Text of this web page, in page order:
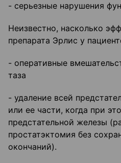
- серьезные нарушения
Неизвестно, насколько
препарата Эрлис у
- оперативные
таза
- удаление всей
или ее части, когда при
предстательной железы
простатэктомия без
окончаний).